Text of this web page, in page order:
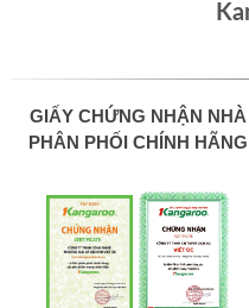
GIẤY CHỨNG NHẬN NHÀ
PHÂN PHỐI CHÍNH HÃNG